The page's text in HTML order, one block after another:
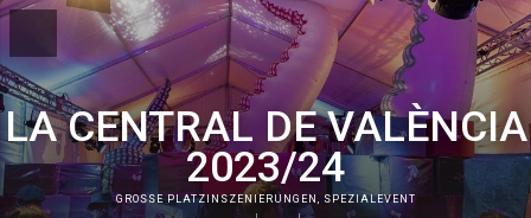
LA CENTRAL DE VALÈNCIA
2023/24
GROSSE PLATZINSZENIERUNGEN , SPEZIALEVENT